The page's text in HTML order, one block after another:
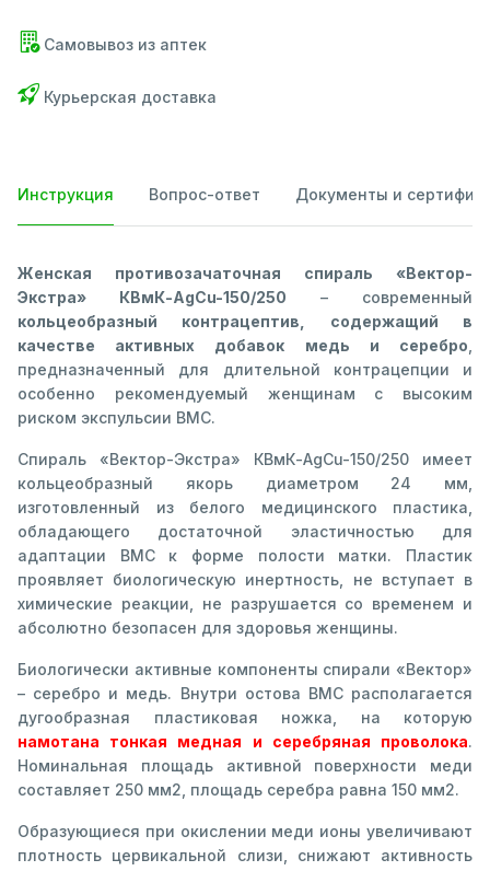
Самовывоз из аптек
Курьерская доставка
Инструкция Вопрос-ответ Документы и
Женская противозачаточная спираль «Вектор-
Экстра» КВмК-AgCu-150/250 – современный
кольцеобразный контрацептив, содержащий в
качестве активных добавок медь и серебро
предназначенный для длительной контрацепции и
особенно рекомендуемый женщинам с высоким
риском экспульсии ВМС.
Спираль «Вектор-Экстра» КВмК-AgCu-150/250 имеет
кольцеобразный якорь диаметром 24 мм,
изготовленный из белого медицинского пластика,
обладающего достаточной эластичностью для
адаптации ВМС к форме полости матки. Пластик
проявляет биологическую инертность, не вступает в
химические реакции, не разрушается со временем и
абсолютно безопасен для здоровья женщины.
Биологически активные компоненты спирали «Вектор»
– серебро и медь. Внутри остова ВМС располагается
дугообразная пластиковая ножка, на которую
намотана тонкая медная и серебряная проволока.
Номинальная площадь активной поверхности меди
составляет 250 мм2, площадь серебра равна 150 мм2.
Образующиеся при окислении меди ионы увеличивают
плотность цервикальной слизи, снижают активность